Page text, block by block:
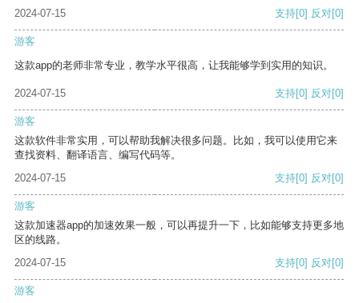
2024-07-15 支持[0] 反对[0]
游客
这款app的老师非常专业，教学水平很高，让我能够学到实用的知识。
2024-07-15 支持[0] 反对[0]
游客
这款软件非常实用，可以帮助我解决很多问题。比如，我可以使用它来
查找资料、翻译语言、编写代码等。
2024-07-15
支持[0] 反对[0]
游客
这款加速器app的加速效果一般，可以再提升一下，比如能够支持更多地
区的线路。
2024-07-15
支持[0] 反对[0]
游客